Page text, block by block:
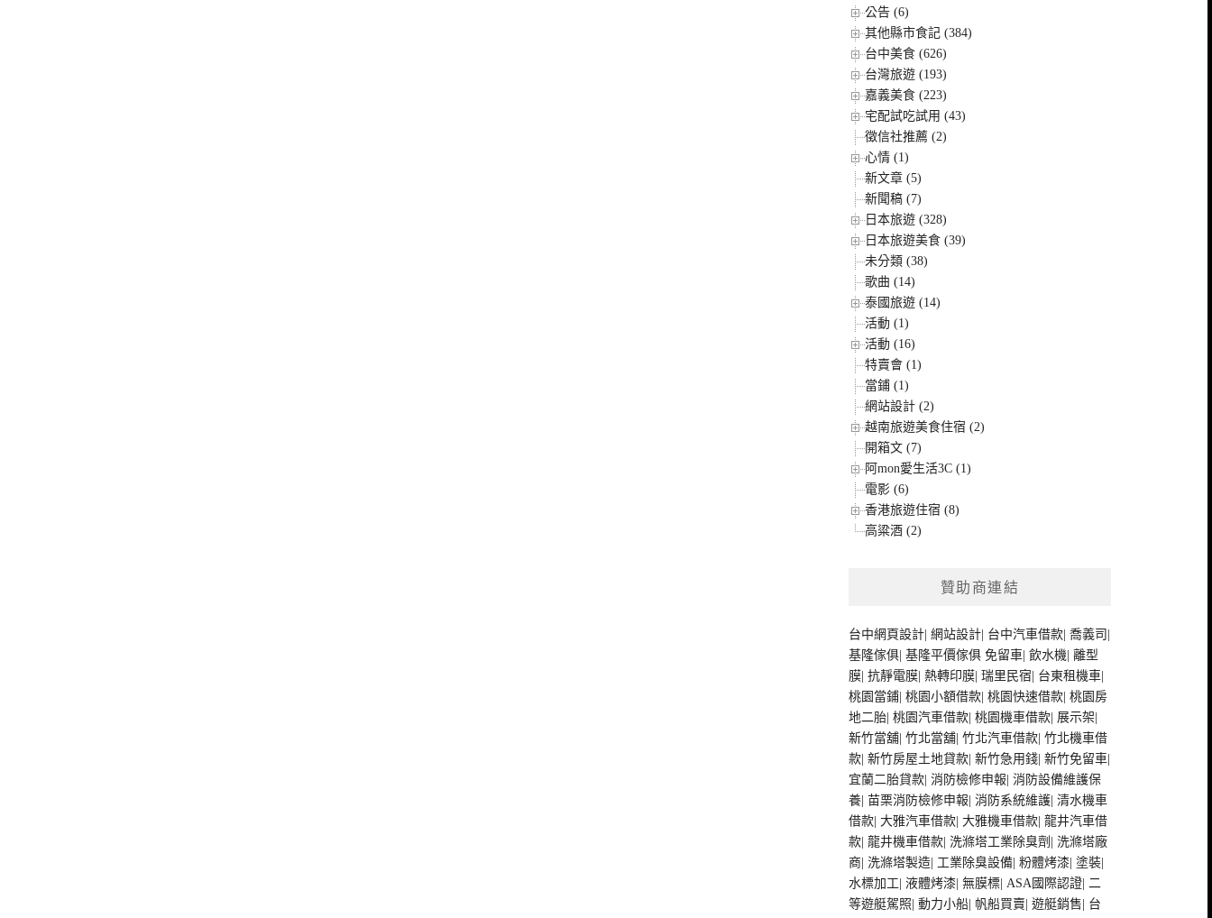
公告 (6)
其他縣市食記 (384)
台中美食 (626)
台灣旅遊 (193)
嘉義美食 (223)
宅配試吃試用 (43)
徵信社推薦 (2)
心情 (1)
新文章 (5)
新聞稿 (7)
日本旅遊 (328)
日本旅遊美食 (39)
未分類 (38)
歌曲 (14)
泰國旅遊 (14)
活動 (1)
活動 (16)
特賣會 (1)
當鋪 (1)
網站設計 (2)
越南旅遊美食住宿 (2)
開箱文 (7)
阿mon愛生活3C (1)
電影 (6)
香港旅遊住宿 (8)
高粱酒 (2)
贊助商連結
台中網頁設計 |網站設計 台中汽車借款 |喬義司
基隆傢俱 |基隆平價傢俱 免留車 |飲水機 |離型
膜 |抗靜電膜 |熱轉印膜 |瑞里民宿 台東租機車
桃園當鋪 |桃園小額借款 |桃園快速借款 |桃園房
地二胎 |桃園汽車借款 |桃園機車借款 展示架
新竹當舖 |竹北當舖 |竹北汽車借款 |竹北機車借
款 |新竹房屋土地貸款 |新竹急用錢 |新竹免留車
宜蘭二胎貸款 |消防檢修申報 |消防設備維護保
養 |苗栗消防檢修申報 |消防系統維護 |清水機車
借款 |大雅汽車借款 |大雅機車借款 |龍井汽車借
款 |龍井機車借款 洗滌塔工業除臭劑
洗滌塔廠
商 洗滌塔製造 工業除臭設備 |粉體烤漆 |塗裝
水標加工 |液體烤漆 |無膜標 |ASA國際認證 |二
等遊艇駕照 |動力小船 帆船買賣 |遊艇銷售 台